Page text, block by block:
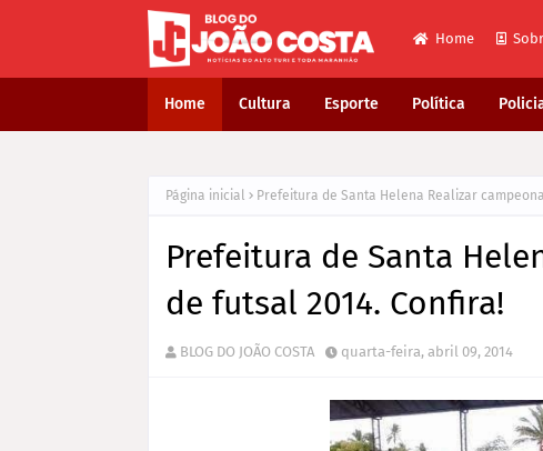
Home
Home Cultura Esporte Política
Página inicial Prefeitura de Santa Helena Realizar
Prefeitura de Santa
de futsal 2014. Confira!
BLOG DO JOÃO COSTA quarta-feira, abril 09, 2014